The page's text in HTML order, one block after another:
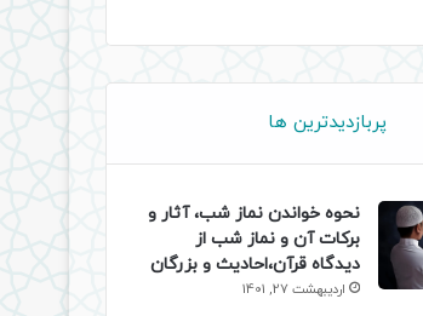
پربازدیدترین ها
نحوه خواندن نماز شب، آثار و
برکات آن و نماز شب از
دیدگاه قرآن،احادیث و بزرگان
اردیبهشت 27, 1401